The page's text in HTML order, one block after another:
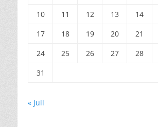
10
11 12 13 14
17
18 19 20 21
24
25 26 27 28
31
« Juil